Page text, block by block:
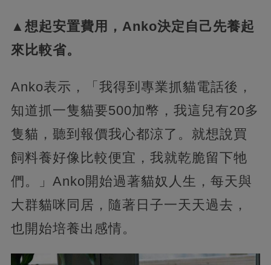
▲想起安置費用，Anko決定自己先養起
來比較省。
Anko表示，「我得到專業抓貓電話後，
知道抓一隻貓要500加幣，我這兒有20多
隻貓，聽到報價我心都涼了。就想說買
飼料養好像比較便宜，我就乾脆留下牠
們。」Anko開始過著貓奴人生，每天與
大群貓咪同居，隨著日子一天天過去，
也開始培養出感情。